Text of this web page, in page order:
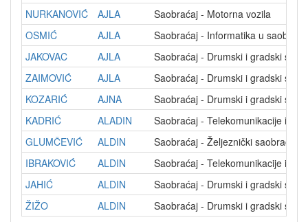
NURKANOVIĆ
AJLA
Saobraćaj - Motorna vozila
OSMIĆ
AJLA
Saobraćaj - Informatika u
JAKOVAC
AJLA
Saobraćaj - Drumski i gradski
ZAIMOVIĆ
AJLA
Saobraćaj - Drumski i gradski
KOZARIĆ
AJNA
Saobraćaj - Drumski i gradski
KADRIĆ
ALADIN
Saobraćaj - Telekomunikacije i
GLUMČEVIĆ
ALDIN
Saobraćaj - Željeznički saobraćaj
IBRAKOVIĆ
ALDIN
Saobraćaj - Telekomunikacije i
JAHIĆ
ALDIN
Saobraćaj - Drumski i gradski
ŽIŽO
ALDIN Saobraćaj - Drumski i gradski